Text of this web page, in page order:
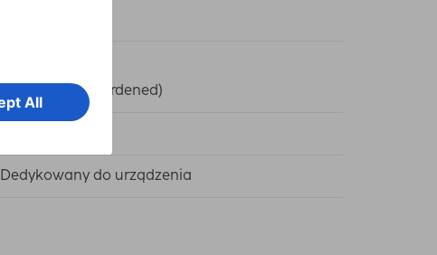
Safety Glass (Hardened)
Dedykowany do urządzenia